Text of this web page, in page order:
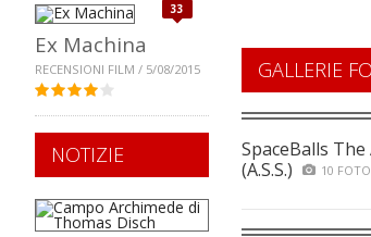
33
Ex Machina
RECENSIONI FILM / 5/08/2015
NOTIZIE
GALLERIE
SpaceBalls
(A.S.S.)
10 FOTO